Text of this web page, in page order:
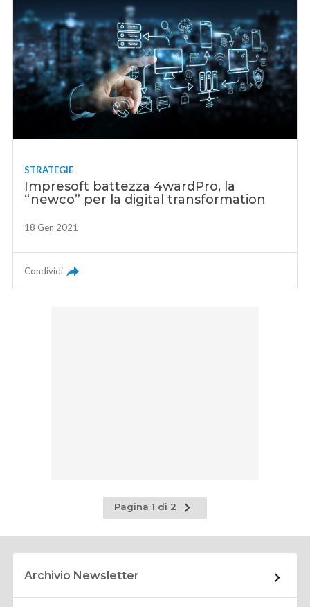
STRATEGIE
Impresoft battezza 4wardPro, la
“newco” per la digital transformation
18 Gen 2021
Condividi
Pagina 1 di 2
Pagina
successiva
Archivio Newsletter